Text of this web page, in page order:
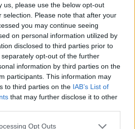
us, please use the below opt-out
selection. Please note that after your
you may continue seeing
on personal information utilized by
disclosed to third parties prior to
opt-out of the further
information by third parties on the
participants. This information may
to third parties on the IAB’s List of
that may further disclose it to other
Opt Outs
16:18
Svar
- 16:18
sammen med rømme og
heldig så hadde det vært gøy
Svar